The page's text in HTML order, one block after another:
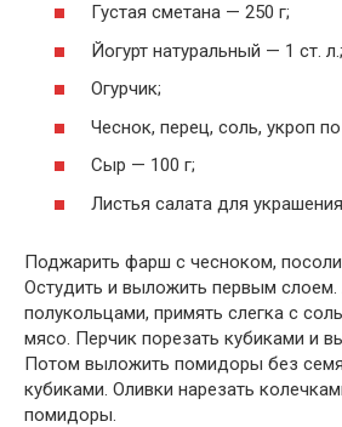
Густая сметана — 250 г;
Йогурт натуральный — 1 ст. л.;
Огурчик;
Чеснок, перец, соль, укроп по
Сыр — 100 г;
Листья салата для
Поджарить фарш с чесноком,
Остудить и выложить первым слоем.
полукольцами, примять слегка с
мясо. Перчик порезать кубиками и
Потом выложить помидоры без
кубиками. Оливки нарезать
помидоры.